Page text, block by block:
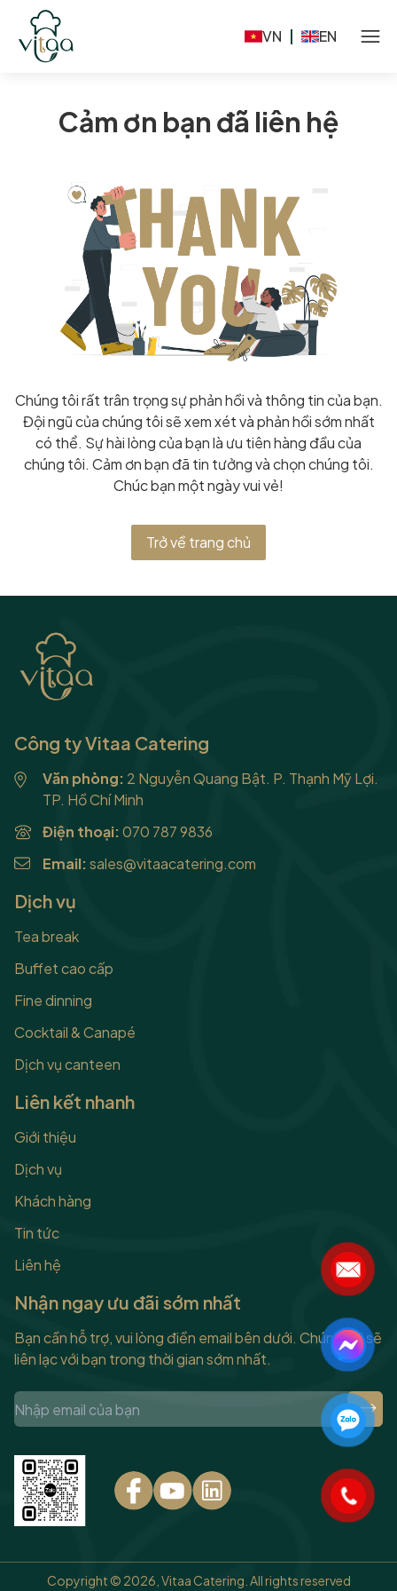
VN EN
Cảm ơn bạn đã liên hệ
Chúng tôi rất trân trọng sự phản hồi và thông tin của bạn.
Đội ngũ của chúng tôi sẽ xem xét và phản hồi sớm nhất
có thể. Sự hài lòng của bạn là ưu tiên hàng đầu của
chúng tôi. Cảm ơn bạn đã tin tưởng và chọn chúng tôi.
Chúc bạn một ngày vui vẻ!
Trở về trang chủ
Công ty Vitaa Catering
Văn phòng: 2 Nguyễn Quang Bật. P. Thạnh Mỹ Lợi.
TP. Hồ Chí Minh
Điện thoại:070 787 9836
Email:sales@vitaacatering.com
Dịch vụ
Tea break
Buffet cao cấp
Fine dinning
Cocktail & Canapé
Dịch vụ canteen
Liên kết nhanh
Giới thiệu
Dịch vụ
Khách hàng
Tin tức
Liên hệ
Nhận ngay ưu đãi sớm nhất
Bạn cần hỗ trợ, vui lòng điền email bên dưới. Chúng tôi sẽ
liên lạc với bạn trong thời gian sớm nhất.
Copyright © 2026, Vitaa Catering. All rights reserved